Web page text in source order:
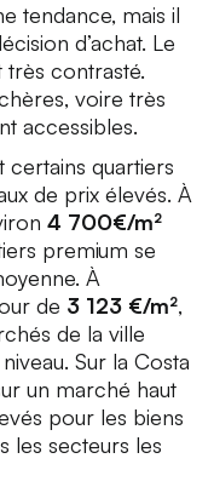
tendance, mais il
d’achat. Le
contrasté.
voire très
accessibles.
certains quartiers
de prix élevés. À
4 700€/m²
premium se
À
de 3 123 €/m²,
de la ville
Sur la Costa
un marché haut
pour les biens
les secteurs les